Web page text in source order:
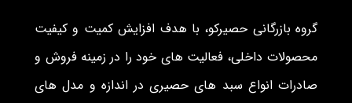
گروه بازرگانی حصیرکو، با هدف افزایش کمیت و کیفیت
محصولات داخلی، فعالیت های خود را در زمینه فروش و
صادرات انواع سبد های حصیری در اندازه و مدل های